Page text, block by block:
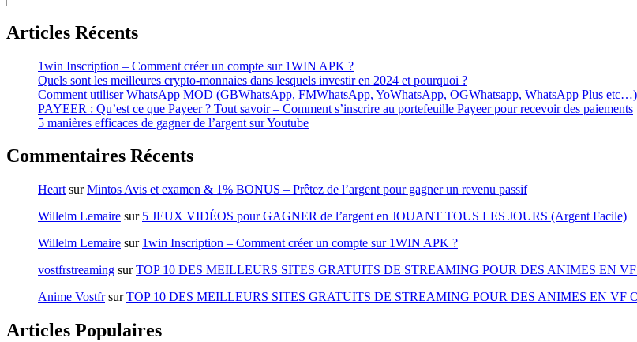
Articles Récents
1win Inscription – Comment créer un compte sur 1WIN APK ?
Quels sont les meilleures crypto-monnaies dans lesquels investir en 2024 et pourquoi ?
Comment utiliser WhatsApp MOD (GBWhatsApp, FMWhatsApp, YoWhatsApp, OGWhatsapp, WhatsApp Plus etc…)
PAYEER : Qu’est ce que Payeer ? Tout savoir – Comment s’inscrire au portefeuille Payeer pour recevoir des paiements
5 manières efficaces de gagner de l’argent sur Youtube
Commentaires Récents
Heart surMintos Avis et examen & 1% BONUS – Prêtez de l’argent pour gagner un revenu passif
Willelm Lemaire sur 5 JEUX VIDÉOS pour GAGNER de l’argent en JOUANT TOUS LES JOURS (Argent Facile)
Willelm Lemaire sur 1win Inscription – Comment créer un compte sur 1WIN APK ?
vostfrstreaming surTOP 10 DES MEILLEURS SITES GRATUITS DE STREAMING POUR DES ANIMES EN
Anime VostfrsurTOP 10 DES MEILLEURS SITES GRATUITS DE STREAMING POUR DES ANIMES EN VF
Articles Populaires